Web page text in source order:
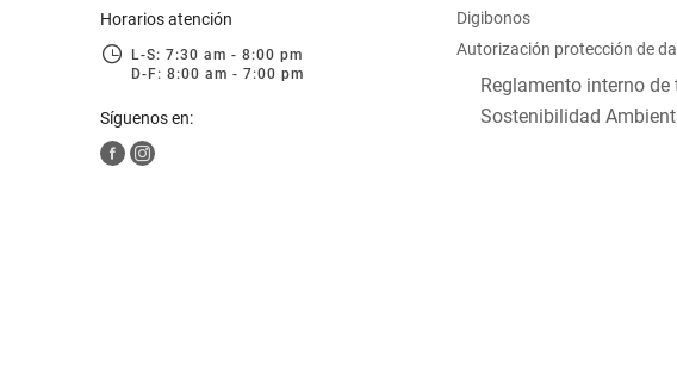
Horarios atención
L-S: 7:30 am - 8:00 pm
D-F: 8:00 am - 7:00 pm
Síguenos en:
Digibonos
Autorización protección de
Reglamento interno de
Sostenibilidad